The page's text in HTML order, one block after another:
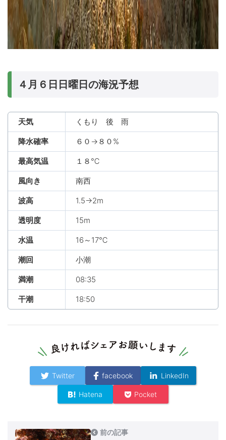
４月６日日曜日の海況予想
天気 くもり 後 雨
降水確率 ６０→８０%
最高気温 １８℃
風向き 南西
波高 1.5→2m
透明度 15m
水温 16～17℃
潮回 小潮
満潮 08:35
干潮 18:50
Twitter facebook LinkedIn
Hatena Pocket
前の記事